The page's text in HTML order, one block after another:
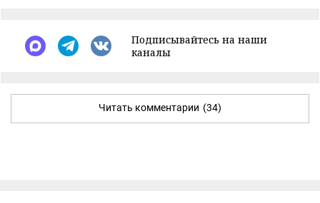
Подписывайтесь на наши
каналы
Читать комментарии (34)